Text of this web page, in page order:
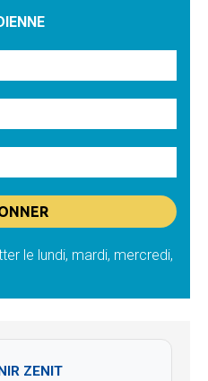
le lundi, mardi, mercredi,
ZENIT